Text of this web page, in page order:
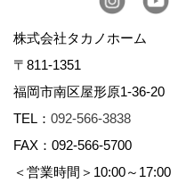
株式会社タカノホーム
〒811-1351
福岡市南区屋形原1-36-20
TEL： 092-566-3838
FAX：092-566-5700
＜営業時間＞10:00～17:00